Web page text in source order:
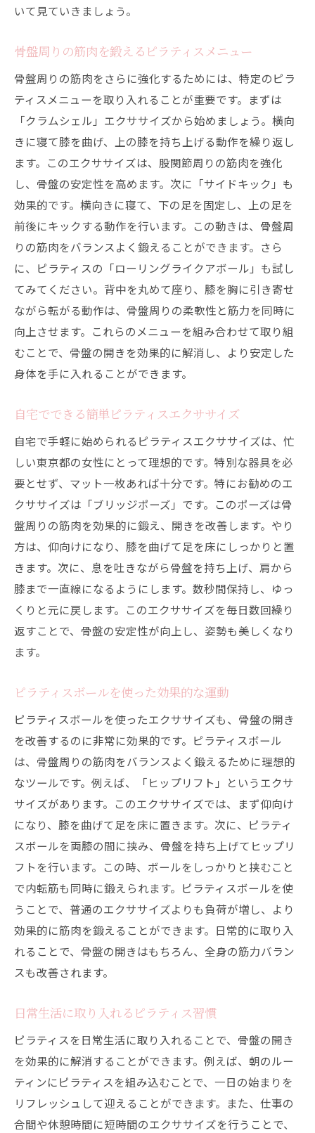
いて見ていきましょう。
骨盤周りの筋肉を鍛えるピラティスメニュー
骨盤周りの筋肉をさらに強化するためには、特定のピラ
ティスメニューを取り入れることが重要です。まずは
「クラムシェル」エクササイズから始めましょう。横向
きに寝て膝を曲げ、上の膝を持ち上げる動作を繰り返し
ます。このエクササイズは、股関節周りの筋肉を強化
し、骨盤の安定性を高めます。次に「サイドキック」も
効果的です。横向きに寝て、下の足を固定し、上の足を
前後にキックする動作を行います。この動きは、骨盤周
りの筋肉をバランスよく鍛えることができます。さら
に、ピラティスの「ローリングライクアボール」も試し
てみてください。背中を丸めて座り、膝を胸に引き寄せ
ながら転がる動作は、骨盤周りの柔軟性と筋力を同時に
向上させます。これらのメニューを組み合わせて取り組
むことで、骨盤の開きを効果的に解消し、より安定した
身体を手に入れることができます。
自宅でできる簡単ピラティスエクササイズ
自宅で手軽に始められるピラティスエクササイズは、忙
しい東京都の女性にとって理想的です。特別な器具を必
要とせず、マット一枚あれば十分です。特にお勧めのエ
クササイズは「ブリッジポーズ」です。このポーズは骨
盤周りの筋肉を効果的に鍛え、開きを改善します。やり
方は、仰向けになり、膝を曲げて足を床にしっかりと置
きます。次に、息を吐きながら骨盤を持ち上げ、肩から
膝まで一直線になるようにします。数秒間保持し、ゆっ
くりと元に戻します。このエクササイズを毎日数回繰り
返すことで、骨盤の安定性が向上し、姿勢も美しくなり
ます。
ピラティスボールを使った効果的な運動
ピラティスボールを使ったエクササイズも、骨盤の開き
を改善するのに非常に効果的です。ピラティスボール
は、骨盤周りの筋肉をバランスよく鍛えるために理想的
なツールです。例えば、「ヒップリフト」というエクサ
サイズがあります。このエクササイズでは、まず仰向け
になり、膝を曲げて足を床に置きます。次に、ピラティ
スボールを両膝の間に挟み、骨盤を持ち上げてヒップリ
フトを行います。この時、ボールをしっかりと挟むこと
で内転筋も同時に鍛えられます。ピラティスボールを使
うことで、普通のエクササイズよりも負荷が増し、より
効果的に筋肉を鍛えることができます。日常的に取り入
れることで、骨盤の開きはもちろん、全身の筋力バラン
スも改善されます。
日常生活に取り入れるピラティス習慣
ピラティスを日常生活に取り入れることで、骨盤の開き
を効果的に解消することができます。例えば、朝のルー
ティンにピラティスを組み込むことで、一日の始まりを
リフレッシュして迎えることができます。また、仕事の
合間や休憩時間に短時間のエクササイズを行うことで、